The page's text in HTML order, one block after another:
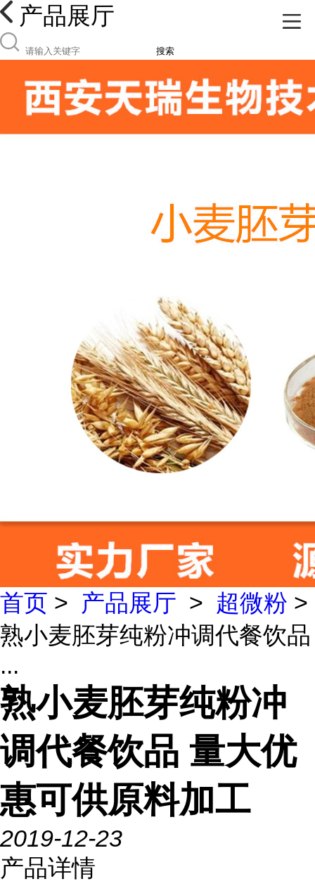
产品展厅
搜索
首页 > 产品展厅 > 超微粉 >
熟小麦胚芽纯粉冲调代餐饮品
...
熟小麦胚芽纯粉冲
调代餐饮品 量大优
惠可供原料加工
2019-12-23
产品详情